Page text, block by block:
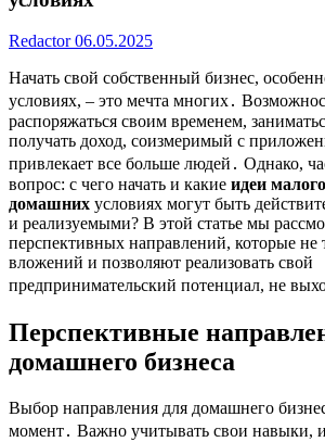
Redactor 06.05.2025
Начать свой собственный бизнес,
условиях, – это мечта многих․
распоряжаться своим временем,
получать доход, соизмеримый с
привлекает все больше людей․ Однако,
вопрос: с чего начать и какие идеи
домашних условиях могут быть
и реализуемыми? В этой статье мы
перспективных направлений, которые не
вложений и позволяют реализовать свой
предпринимательский потенциал, не
Перспективные
домашнего бизнеса
Выбор направления для домашнего
момент․ Важно учитывать свои навыки,